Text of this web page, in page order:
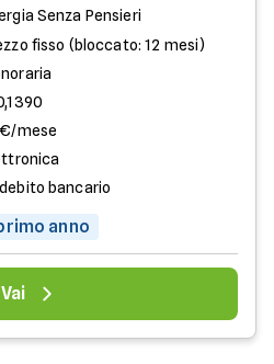
Senza Pensieri
fisso (bloccato: 12 mesi)
mese
bancario
anno
Vai